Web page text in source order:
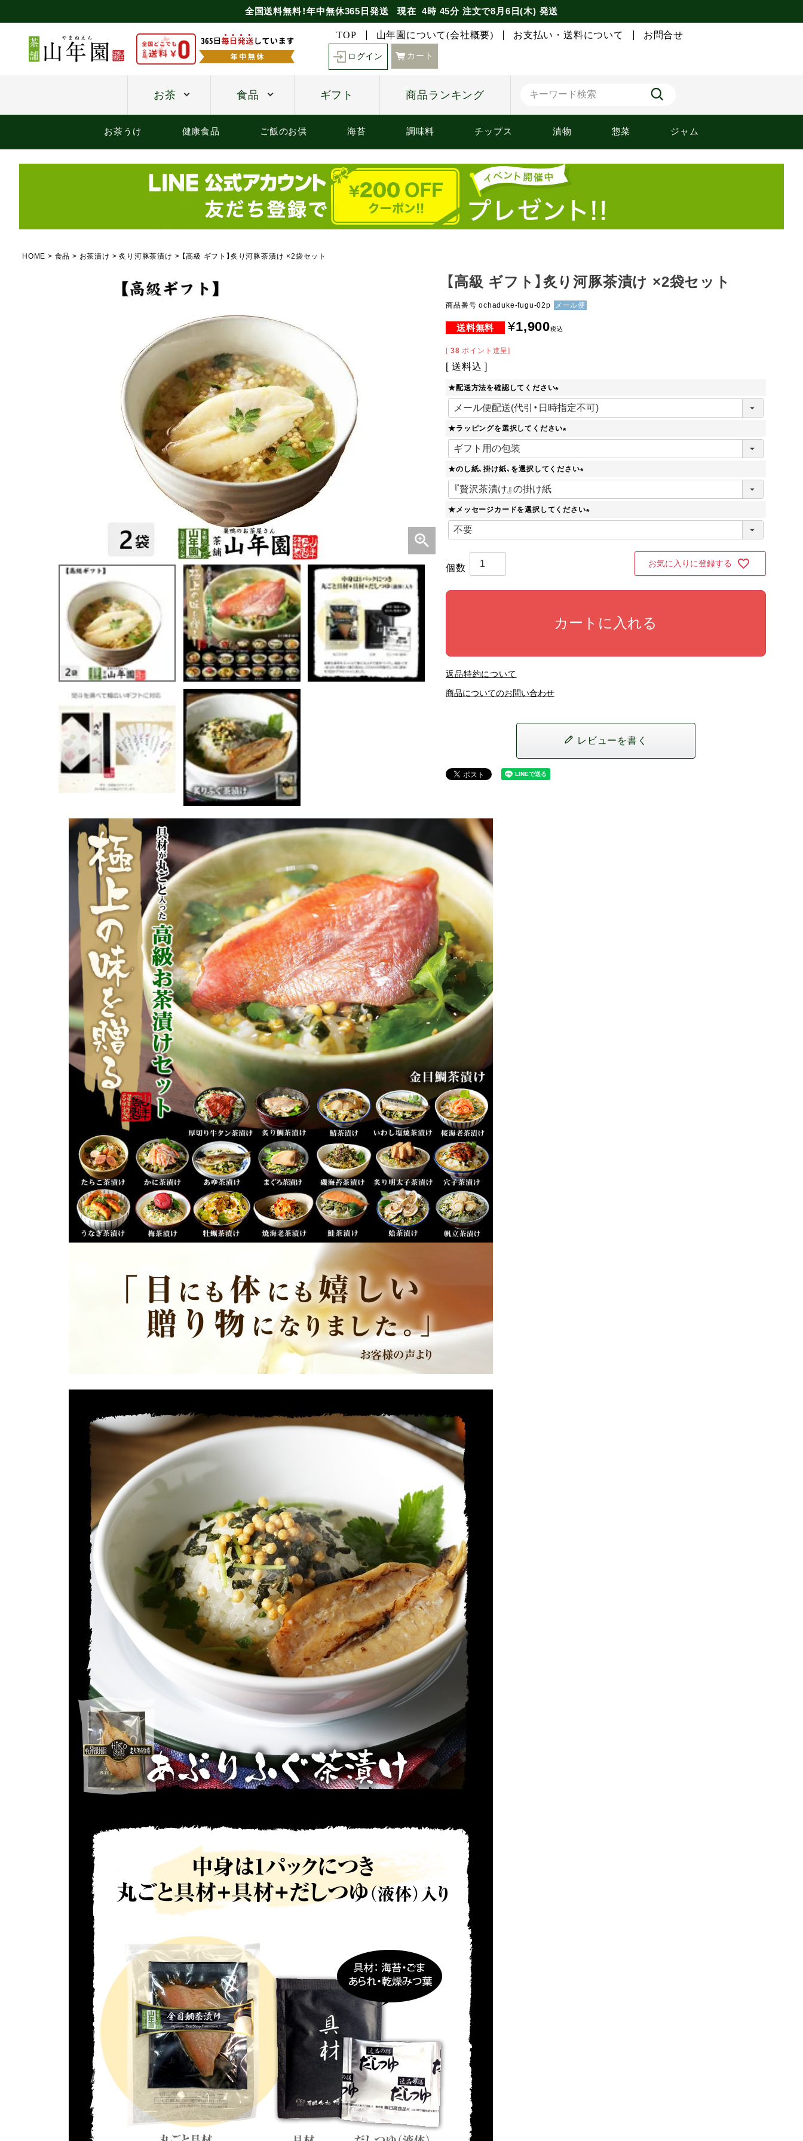
全国送料無料！年中無休365日発送 現在 4時 45分注文で8月6日(木) 発送
TOP 山年園について(会社概要) お支払い・送料について お問合せ
ログイン カート
お茶 食品 ギフト 商品ランキング
お茶うけ 健康食品 ご飯のお供 海苔 調味料 チップス 漬物 惣菜 ジャム
HOME 食品 お茶漬け 炙り河豚茶漬け 【高級 ギフト】炙り河豚茶漬け ×2袋セット
【高級 ギフト】炙り河豚茶漬け ×2袋セット
商品番号 ochaduke-fugu-02p メール便
¥1,900税込
[ 38 ポイント進呈]
送料込
★配送方法を確認してください
(
必
須
)
★ラッピングを選択してください
必
須
)
★のし紙、掛け紙、を選択してください
必
須
)
★メッセージカードを選択してください
必
お気に入りに登録する
カートに入れる
返品特約について
商品についてのお問い合わせ
レビューを書く